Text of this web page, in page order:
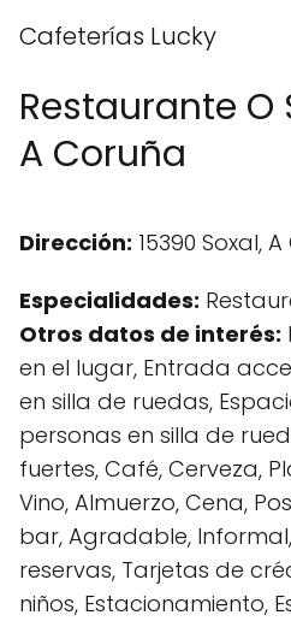
Cafeterías Lucky
Restaurante O
A Coruña
Dirección: 15390 Soxal,
Especialidades:
Otros datos de interés:
en el lugar, Entrada
en silla de ruedas,
personas en silla de
fuertes, Café, Cerveza,
Vino, Almuerzo, Cena,
bar, Agradable,
reservas, Tarjetas de
niños, Estacionamiento,